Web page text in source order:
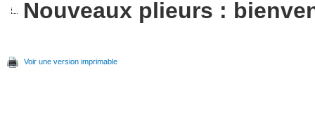
Nouveaux plieurs :
Voir une version imprimable